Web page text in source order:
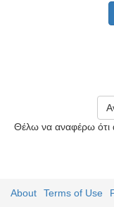
Θέλω να αναφέρω ότι
About Terms of Use